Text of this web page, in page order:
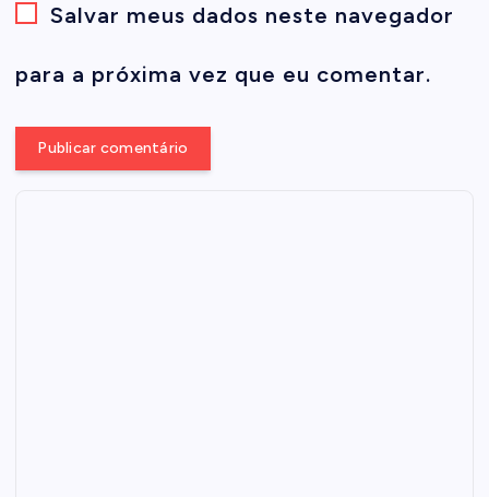
Salvar meus dados neste navegador
para a próxima vez que eu comentar.